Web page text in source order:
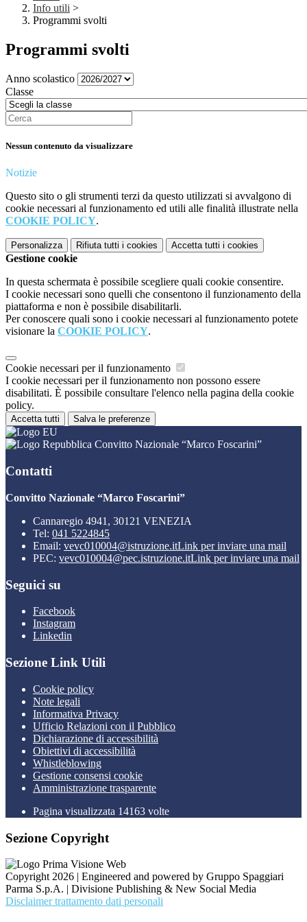
Info utili >
Programmi svolti
Programmi svolti
Anno scolastico
Classe
Nessun contenuto da visualizzare
Notizie
Questo sito o gli strumenti terzi da questo utilizzati si avvalgono di
cookie necessari al funzionamento ed utili alle finalità illustrate nella
COOKIE POLICY.
Personalizza Rifiuta tutti i cookies Accetta tutti i cookies
Gestione cookie
In questa schermata è possibile scegliere quali cookie consentire.
I cookie necessari sono quelli che consentono il funzionamento della
piattaforma e non è possibile disabilitarli.
Per conoscere quali sono i cookie necessari al funzionamento potete
visionare la COOKIE POLICY.
Cookie necessari per il funzionamento
I cookie necessari per il funzionamento non possono essere
disabilitati. È possibile consultare l'elenco nella pagina della cookie
policy.
Accetta tutti Salva le preferenze
Convitto Nazionale “Marco Foscarini”
Contatti
Convitto Nazionale “Marco Foscarini”
Cannaregio 4941, 30121 VENEZIA
Tel: 041 5224845
Email: vevc010004@istruzione.itLink per inviare una mail
PEC: vevc010004@pec.istruzione.itLink per inviare una mail
Seguici su
Facebook
Instagram
Linkedin
Sezione Link Utili
Cookie policy
Note legali
Informativa Privacy
Ufficio Relazioni con il Pubblico
Dichiarazione di accessibilità
Obiettivi di accessibilità
Whistleblowing
Gestione consensi cookie
Amministrazione trasparente
Pagina visualizzata 14163 volte
Sezione Copyright
Copyright 2026 | Engineered and powered by Gruppo Spaggiari
Parma S.p.A. | Divisione Publishing & New Social Media
Disclaimer trattamento dati personali